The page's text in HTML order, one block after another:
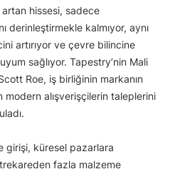
artan hissesi, sadece
derinleştirmekle kalmıyor, aynı
artırıyor ve çevre bilincine
sağlıyor. Tapestry’nin Mali
Roe, iş birliğinin markanın
modern alışverişçilerin taleplerini
girişi, küresel pazarlara
fazla malzeme